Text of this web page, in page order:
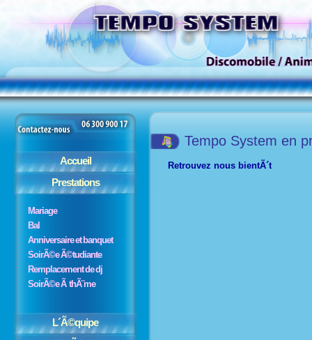
Accueil
Prestations
Mariage
Bal
Anniversaire et banquet
SoirÃ©e Ã©tudiante
Remplacement de dj
SoirÃ©e Ã thÃ¨me
L´Ã©quipe
Tempo System en
Retrouvez nous bientÃ´t